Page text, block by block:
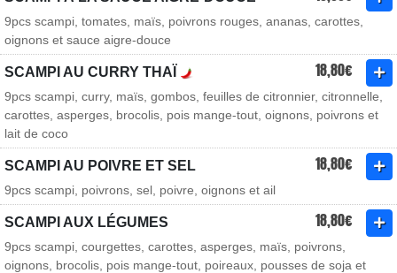
9pcs scampi, tomates, maïs, poivrons rouges, ananas, carottes,
oignons et sauce aigre-douce
SCAMPI AU CURRY THAÏ 18,80€
9pcs scampi, curry, maïs, gombos, feuilles de citronnier, citronnelle,
carottes, asperges, brocolis, pois mange-tout, oignons, poivrons et
lait de coco
SCAMPI AU POIVRE ET SEL 18,80€
9pcs scampi, poivrons, sel, poivre, oignons et ail
SCAMPI AUX LÉGUMES 18,80€
9pcs scampi, courgettes, carottes, asperges, maïs, poivrons,
oignons, brocolis, pois mange-tout, poireaux, pousses de soja et